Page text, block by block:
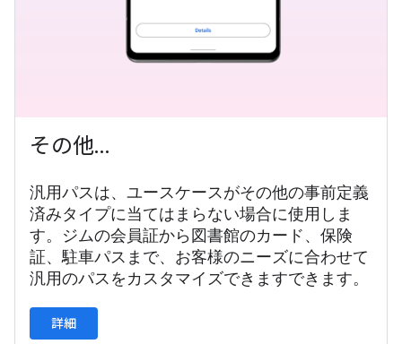
その他…
汎用パスは、ユースケースがその他の事前定義
済みタイプに当てはまらない場合に使用しま
す。ジムの会員証から図書館のカード、保険
証、駐車パスまで、お客様のニーズに合わせて
汎用のパスをカスタマイズできますできます。
詳細